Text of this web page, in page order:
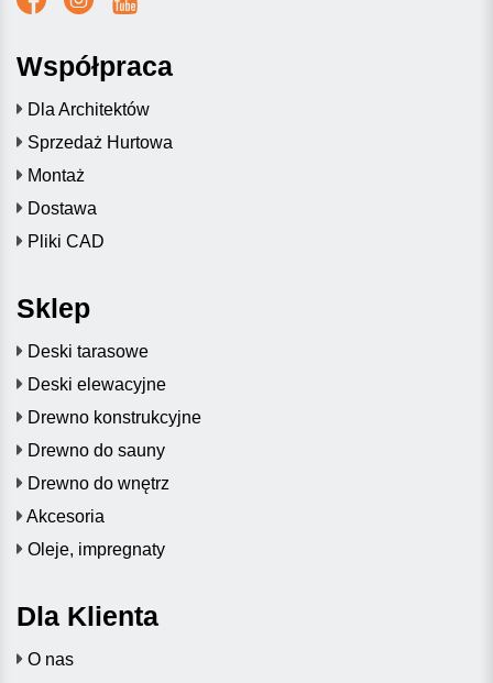
Współpraca
Dla Architektów
Sprzedaż Hurtowa
Montaż
Dostawa
Pliki CAD
Sklep
Deski tarasowe
Deski elewacyjne
Drewno konstrukcyjne
Drewno do sauny
Drewno do wnętrz
Akcesoria
Oleje, impregnaty
Dla Klienta
O nas